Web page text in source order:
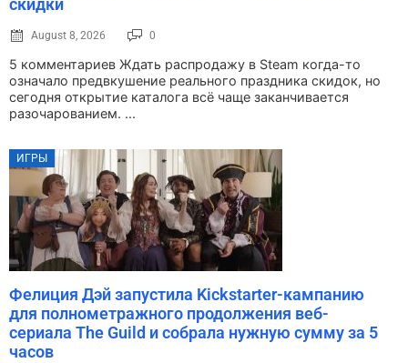
скидки
August 8, 2026 0
5 комментариев Ждать распродажу в Steam когда-то
означало предвкушение реального праздника скидок, но
сегодня открытие каталога всё чаще заканчивается
разочарованием. ...
ИГРЫ
Фелиция Дэй запустила Kickstarter-кампанию
для полнометражного продолжения веб-
сериала The Guild и собрала нужную сумму за 5
часов